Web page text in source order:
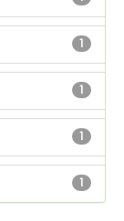
1
1
1
1